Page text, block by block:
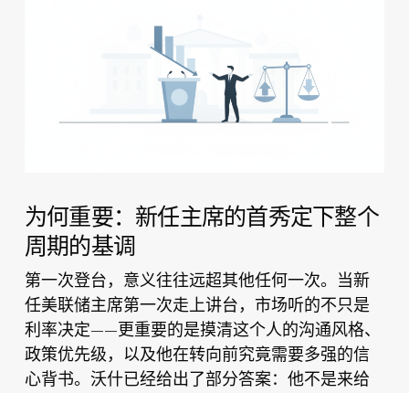
为何重要：新任主席的首秀定下整个
周期的基调
第一次登台，意义往往远超其他任何一次。当新
任美联储主席第一次走上讲台，市场听的不只是
利率决定——更重要的是摸清这个人的沟通风格、
政策优先级，以及他在转向前究竟需要多强的信
心背书。沃什已经给出了部分答案：他不是来给